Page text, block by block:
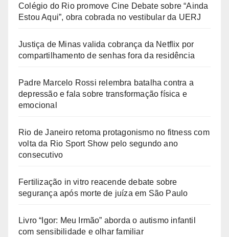
Colégio do Rio promove Cine Debate sobre “Ainda
Estou Aqui”, obra cobrada no vestibular da UERJ
Justiça de Minas valida cobrança da Netflix por
compartilhamento de senhas fora da residência
Padre Marcelo Rossi relembra batalha contra a
depressão e fala sobre transformação física e
emocional
Rio de Janeiro retoma protagonismo no fitness com
volta da Rio Sport Show pelo segundo ano
consecutivo
Fertilização in vitro reacende debate sobre
segurança após morte de juíza em São Paulo
Livro “Igor: Meu Irmão” aborda o autismo infantil
com sensibilidade e olhar familiar